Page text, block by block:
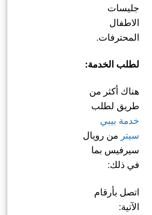
جليسات
الاطفال
المحترفات.
لطلب الخدمة:
هناك أكثر من
طريق لطلب
خدمة بيبي
سيتر من رويال
سيرفيس بما
في ذلك:
اتصل بأرقام
الآتية: